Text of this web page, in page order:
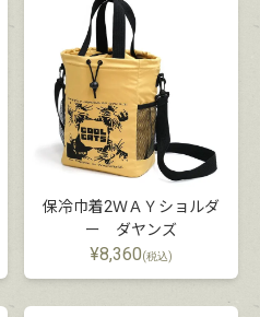
保冷巾着2ＷＡＹショルダ
ー ダヤンズ
¥8,360(税込)